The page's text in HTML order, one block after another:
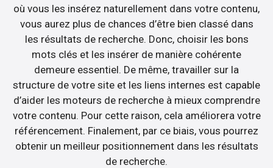
où vous les insérez naturellement dans votre contenu,
vous aurez plus de chances d’être bien classé dans
les résultats de recherche. Donc, choisir les bons
mots clés et les insérer de manière cohérente
demeure essentiel. De même, travailler sur la
structure de votre site et les liens internes est capable
d’aider les moteurs de recherche à mieux comprendre
votre contenu. Pour cette raison, cela améliorera votre
référencement. Finalement, par ce biais, vous pourrez
obtenir un meilleur positionnement dans les résultats
de recherche.